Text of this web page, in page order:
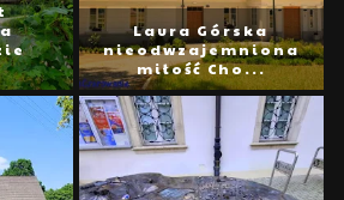
Laura Górska
nieodwzajemniona
miłość Cho...